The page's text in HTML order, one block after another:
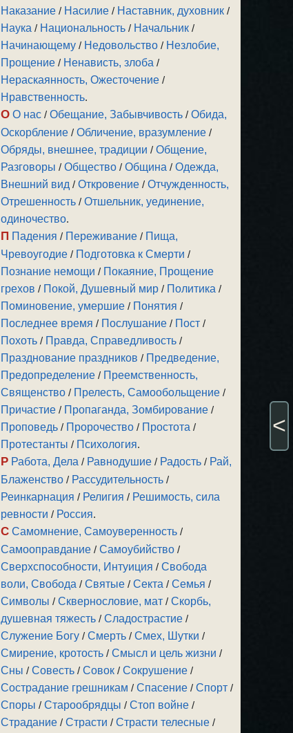
Наказание / Насилие / Наставник, духовник /
Наука / Национальность / Начальник /
Начинающему / Недовольство / Незлобие,
Прощение / Ненависть, злоба /
Нераскаянность, Ожесточение /
Нравственность.
О О нас /Обещание, Забывчивость /Обида,
Оскорбление /Обличение, вразумление /
Обряды, внешнее, традиции /Общение,
Разговоры /Общество /Община /Одежда,
Внешний вид /Откровение /Отчужденность,
Отрешенность /Отшельник, уединение,
одиночество.
П Падения / Переживание / Пища,
Чревоугодие / Подготовка к Смерти /
Познание немощи / Покаяние, Прощение
грехов / Покой, Душевный мир / Политика /
Поминовение, умершие / Понятия /
Последнее время / Послушание / Пост /
Похоть / Правда, Справедливость /
Празднование праздников / Предведение,
Предопределение / Преемственность,
Священство / Прелесть, Самообольщение /
Причастие / Пропаганда, Зомбирование /
Проповедь / Пророчество / Простота /
Протестанты / Психология.
Р Работа, Дела / Равнодушие / Радость / Рай,
Блаженство / Рассудительность /
Реинкарнация / Религия / Решимость, сила
ревности / Россия.
С Самомнение, Самоуверенность /
Самооправдание /Самоубийство /
Сверхспособности, Интуиция /Свобода
воли, Свобода /Святые /Секта /Семья /
Символы /Сквернословие, мат /Скорбь,
душевная тяжесть /Сладострастие /
Служение Богу /Смерть /Смех, Шутки /
Смирение, кротость /Смысл и цель жизни /
Сны /Совесть /Совок /Сокрушение /
Сострадание грешникам /Спасение /Спорт /
Споры /Старообрядцы /Стоп войне /
Страдание /Страсти /Страсти телесные /
<